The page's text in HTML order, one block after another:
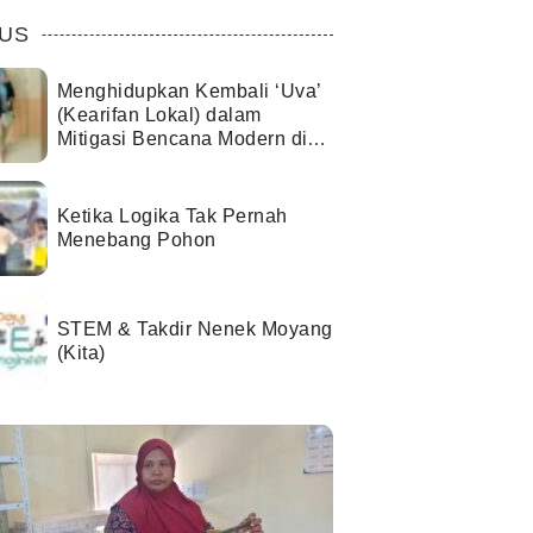
Menghidupkan Kembali ‘Uva’
(Kearifan Lokal) dalam
Mitigasi Bencana Modern di
Ketika Logika Tak Pernah
Menebang Pohon
STEM & Takdir Nenek Moyang
(Kita)